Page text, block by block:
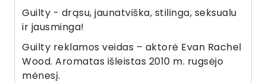
Guilty - drąsu, jaunatviška, stilinga, seksualu
ir jausminga!
Guilty reklamos veidas – aktorė Evan Rachel
Wood. Aromatas išleistas 2010 m. rugsėjo
mėnesį.